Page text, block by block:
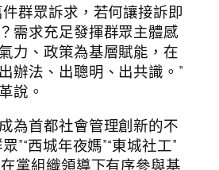
群眾訴求，若何讓接訴即
需求充足發揮群眾主體感
力、政策為基層賦能，在
辦法、出聰明、出共識。”
說。
為首都社會管理創新的不
”“西城年夜媽”“東城社工”
黨組織領導下有序參與基